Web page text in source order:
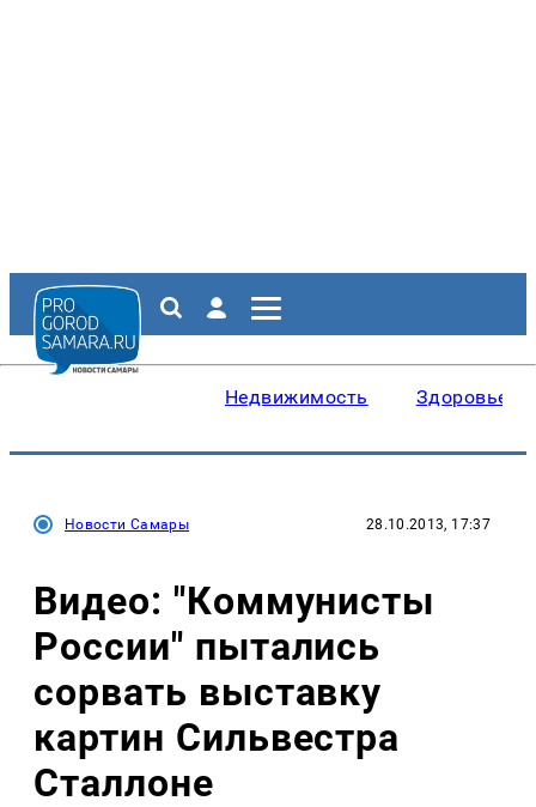
Недвижимость Здоровье
Новости Самары 28.10.2013, 17:37
Видео: "Коммунисты
России" пытались
сорвать выставку
картин Сильвестра
Сталлоне